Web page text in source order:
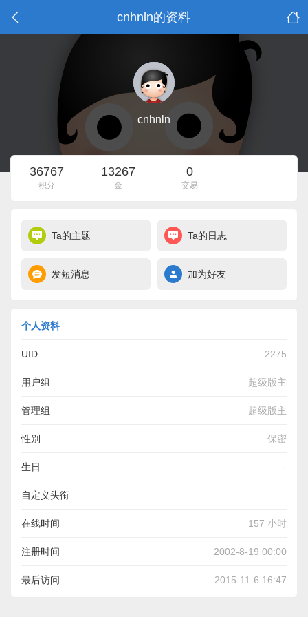
cnhnln的资料
cnhnln
36767
积分
13267
金
0
交易
Ta的主题 Ta的日志
发短消息 加为好友
个人资料
UID 2275
用户组 超级版主
管理组 超级版主
性别 保密
生日 -
自定义头衔
在线时间 157 小时
注册时间 2002-8-19 00:00
最后访问 2015-11-6 16:47